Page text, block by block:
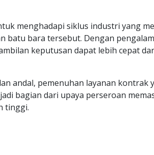
menghadapi siklus industri yang
batu bara tersebut. Dengan
keputusan dapat lebih cepat
andal, pemenuhan layanan
bagian dari upaya perseroan
tinggi.